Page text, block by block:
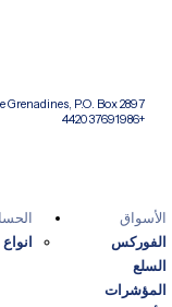
P.O. Box 2897 |
+442037691986
الأسواق
الفوركس
السلع
المؤشرات